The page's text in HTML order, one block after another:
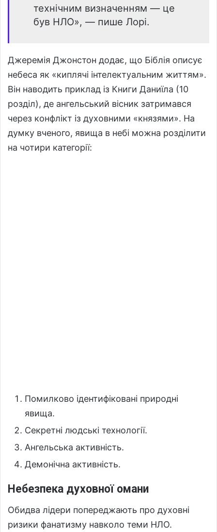
технічним визначенням — це
був НЛО», — пише Лорі.
Джеремія Джонстон додає, що Біблія описує
небеса як «киплячі інтелектуальним життям».
Він наводить приклад із Книги Даниїла (10
розділ), де ангельський вісник затримався
через конфлікт із духовними «князями». На
думку вченого, явища в небі можна розділити
на чотири категорії:
Помилково ідентифіковані природні
явища.
Секретні людські технології.
Ангельська активність.
Демонічна активність.
Небезпека духовної омани
Обидва лідери попереджають про духовні
ризики фанатизму навколо теми НЛО.